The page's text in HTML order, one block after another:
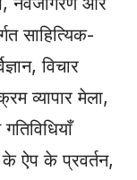
साहित्यिक-
विचार
व्यापार मेला,
के ऐप के प्रवर्तन,